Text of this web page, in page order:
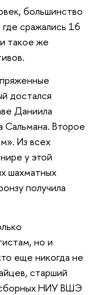
большинство
сражались 16
такое же
достался
Даниила
Сальмана. Второе
Из всех
у этой
шахматных
получила
но и
еще никогда не
старший
сборных НИУ ВШЭ